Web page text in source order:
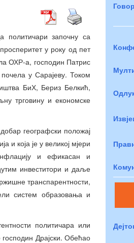
политичари започну са
у року од пет
ОХР-а, господин Патрис
почела у Сарајеву. Током
БиХ, Бериз Белкић,
трговину и економске
географски положај
и која је у великој мјери
и ефикасан и
инвеститори и даље
транспарентности,
систем образовања и
политичара или
господин Драјски. Обећао